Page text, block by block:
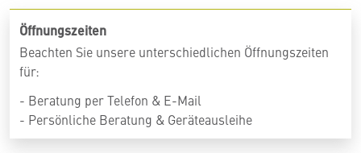
Öffnungszeiten
Beachten Sie unsere unterschiedlichen Öffnungszeiten
für:
- Beratung per Telefon & E-Mail
- Persönliche Beratung & Geräteausleihe